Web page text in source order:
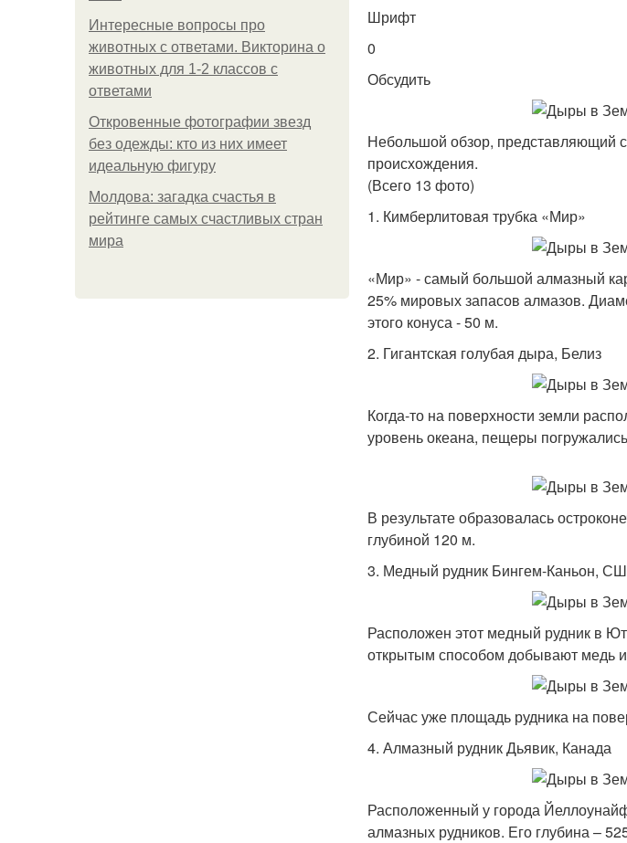
Интересные вопросы про
животных с ответами. Викторина о
животных для 1-2 классов с
ответами
Откровенные фотографии звезд
без одежды: кто из них имеет
идеальную фигуру
Молдова: загадка счастья в
рейтинге самых счастливых стран
мира
Шрифт
0
Обсудить
Небольшой обзор, представляющий
происхождения.
(Всего 13 фото)
1. Кимберлитовая трубка «Мир»
«Мир» - самый большой алмазный
25% мировых запасов алмазов.
этого конуса - 50 м.
2. Гигантская голубая дыра, Белиз
Когда-то на поверхности земли
уровень океана, пещеры
В результате образовалась
глубиной 120 м.
3. Медный рудник Бингем-Каньон,
Расположен этот медный рудник в
открытым способом добывают медь
Сейчас уже площадь рудника на
4. Алмазный рудник Дьявик, Канада
Расположенный у города
алмазных рудников. Его глубина –